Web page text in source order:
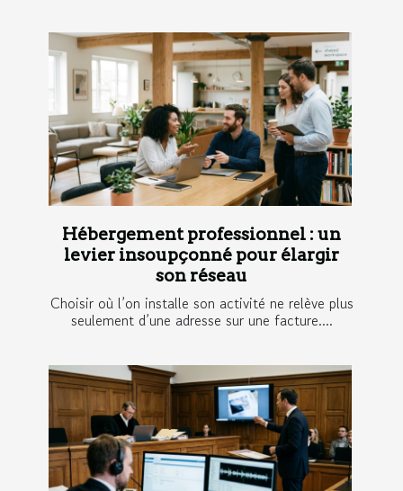
Hébergement professionnel : un
levier insoupçonné pour élargir
son réseau
Choisir où l’on installe son activité ne relève plus
seulement d’une adresse sur une facture....